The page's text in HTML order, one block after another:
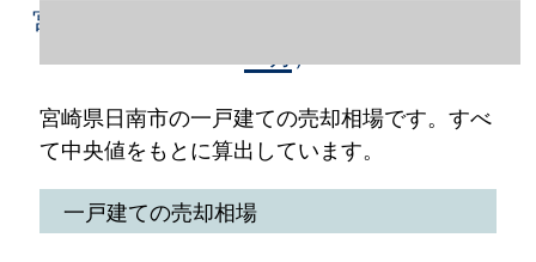
宮崎県日南市の一戸建て売却情報（2023年1
宮崎県日南市の一戸建ての売却相場です。すべ
て中央値をもとに算出しています。
一戸建ての売却相場